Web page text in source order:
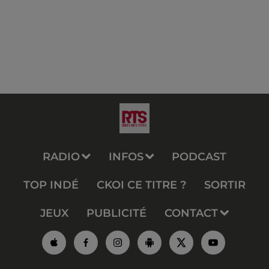
RADIO INFOS PODCAST
TOP INDÉ CKOI CE TITRE ? SORTIR
JEUX PUBLICITÉ CONTACT